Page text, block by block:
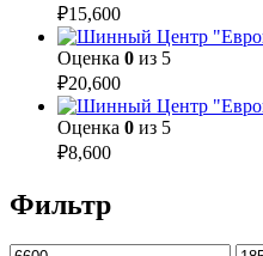
₽15,600
Оценка 0 из 5
₽20,600
Оценка 0 из 5
₽8,600
Фильтр